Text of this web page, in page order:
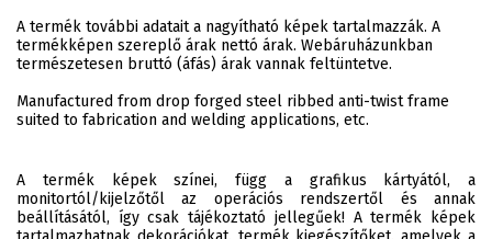
A termék további adatait a nagyítható képek tartalmazzák. A
termékképen szereplő árak nettó árak. Webáruházunkban
természetesen bruttó (áfás) árak vannak feltüntetve.
Manufactured from drop forged steel ribbed anti-twist frame
suited to fabrication and welding applications, etc.
A termék képek színei, függ a grafikus kártyától, a
monitortól/kijelzőtől az operációs rendszertől és annak
beállításától, így csak tájékoztató jellegűek! A termék képek